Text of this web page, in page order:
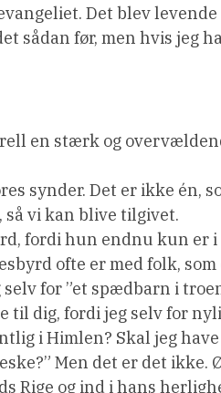
Det blev levende
sådan før, men hvis jeg
en stærk og
synder. Det er ikke én,
så vi kan blive tilgivet.
fordi hun endnu kun er
ofte er med folk,
for ”et spædbarn i
dig, fordi jeg selv for
i Himlen? Skal jeg
Men det er det ikke.
Rige og ind i hans